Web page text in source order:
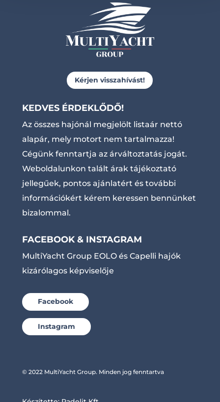
Kérjen visszahívást!
KEDVES ÉRDEKLŐDŐ!
Az összes hajónál megjelölt listaár nettó
alapár, mely motort nem tartalmazza!
Cégünk fenntartja az árváltoztatás jogát.
Weboldalunkon talált árak tájékoztató
jellegűek, pontos ajánlatért és további
információkért kérem keressen bennünket
bizalommal.
FACEBOOK & INSTAGRAM
MultiYacht Group EOLO és Capelli hajók
kizárólagos képviselője
Facebook
Instagram
© 2022 MultiYacht Group. Minden jog fenntartva